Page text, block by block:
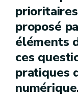
proposé
éléments
ces
pratiques